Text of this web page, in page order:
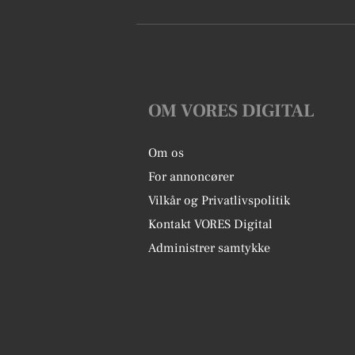
OM VORES DIGITAL
Om os
For annoncører
Vilkår og Privatlivspolitik
Kontakt VORES Digital
Administrer samtykke